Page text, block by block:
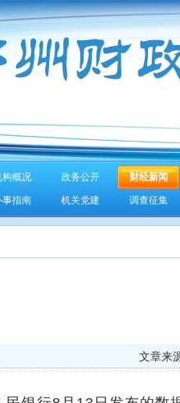
构概况 政务公开 财经新闻
事指南 机关党建 调查征集
文章